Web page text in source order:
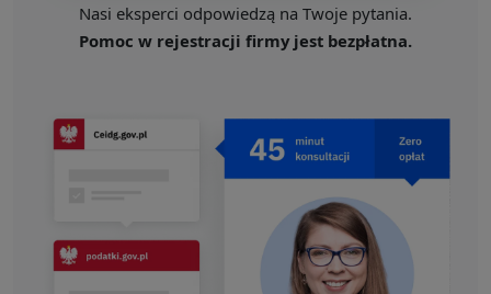
Nasi eksperci odpowiedzą na Twoje pytania.
Pomoc w rejestracji firmy jest bezpłatna.